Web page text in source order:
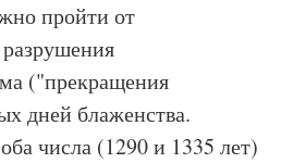
пройти от
("прекращения
дней блаженства.
числа (1290 и 1335 лет)